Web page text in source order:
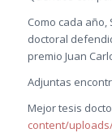
Como cada año,
doctoral
premio Juan
Adjuntas
Mejor tesis
content/